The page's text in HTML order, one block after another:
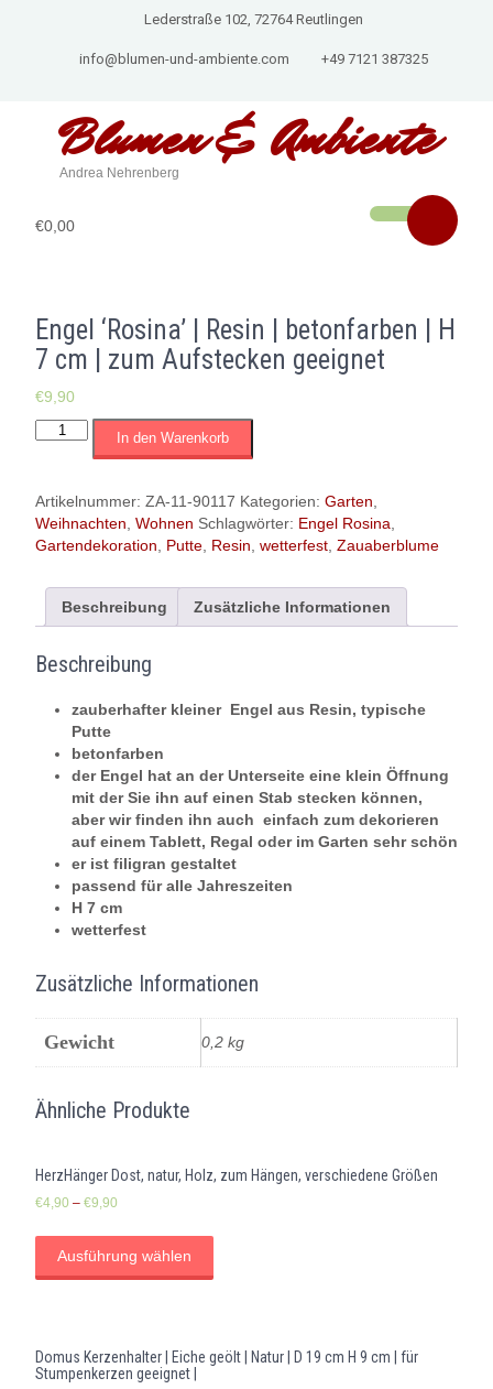
Lederstraße 102, 72764 Reutlingen
info@blumen-und-ambiente.com +49 7121 387325
Blumen & Ambiente
Andrea Nehrenberg
€0,00
Engel ‘Rosina’ | Resin | betonfarben | H
7 cm | zum Aufstecken geeignet
€9,90
Engel
Resin
|
betonfarben
cm
zum
geeignet
Menge
In den Warenkorb
Artikelnummer: ZA-11-90117 Kategorien: Garten
Weihnachten Wohnen Schlagwörter: Engel Rosina
Gartendekoration
Putte Resin wetterfest Zauaberblume
Beschreibung Zusätzliche Informationen
Beschreibung
zauberhafter kleiner Engel aus Resin, typische
Putte
betonfarben
der Engel hat an der Unterseite eine klein Öffnung
mit der Sie ihn auf einen Stab stecken können,
aber wir finden ihn auch einfach zum dekorieren
auf einem Tablett, Regal oder im Garten sehr schön
er ist filigran gestaltet
passend für alle Jahreszeiten
H 7 cm
wetterfest
Zusätzliche Informationen
Gewicht 0,2 kg
Ähnliche Produkte
HerzHänger Dost, natur, Holz, zum Hängen, verschiedene Größen
€4,90 – €9,90
Ausführung wählen
Domus Kerzenhalter | Eiche geölt | Natur | D 19 cm H 9 cm | für
Stumpenkerzen geeignet |